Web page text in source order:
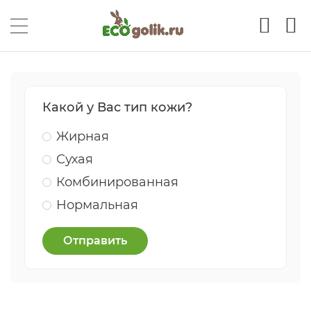
Какой у Вас тип кожи?
Жирная
Сухая
Комбинированная
Нормальная
Отправить